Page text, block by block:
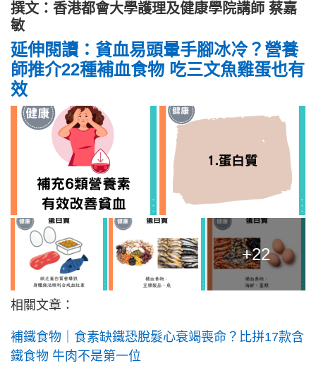
撰文：香港都會大學護理及健康學院講師 蔡嘉
敏
延伸閱讀：貧血易頭暈手腳冰冷？營養
師推介22種補血食物 吃三文魚雞蛋也有
效
+22
相關文章：
補鐵食物｜食素缺鐵恐脫髮心衰竭喪命？比拼17款含
鐵食物 牛肉不是第一位